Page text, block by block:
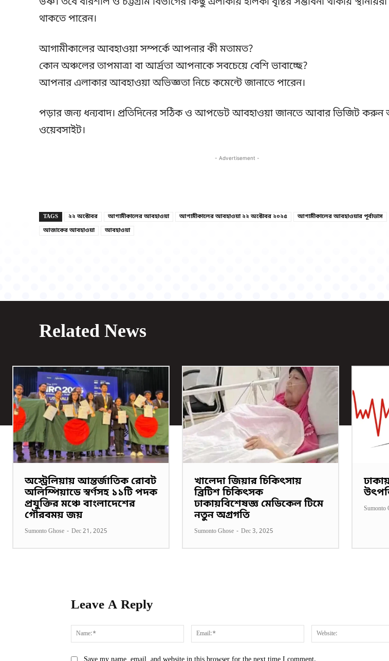
থাকতে পারেন।
আগামীকালের আবহাওয়া সম্পর্কে আপনার কী মতামত?
কোন অঞ্চলের তাপমাত্রা বা আর্দ্রতা আপনাকে সবচেয়ে বেশি ভাবাচ্ছে?
আপনার এলাকার আবহাওয়া অভিজ্ঞতা নিচে কমেন্টে জানাতে পারেন।
পড়ার জন্য ধন্যবাদ। প্রতিদিনের সঠিক ও আপডেট আবহাওয়া জানতে আবার ভিজিট করুন
ওয়েবসাইট।
- Advertisement -
TAGS ২২ অক্টোবর আগামীকালের আবহাওয়া আগামীকালের আবহাওয়া ২২ অক্টোবর ২০২৫
আগামীকালের আবহাওয়ার পূর্বাভাস
আজাকের আবহাওয়া
আবহাওয়া
Related News
অস্ট্রেলিয়ায় আন্তর্জাতিক রোবট
অলিম্পিয়াডে স্বর্ণসহ ১১টি পদক
প্রযুক্তির মঞ্চে বাংলাদেশের
গৌরবময় জয়
Sumonto Ghose - Dec 21, 2025
খালেদা জিয়ার চিকিৎসায়
ব্রিটিশ চিকিৎসক
ঢাকায়বিশেষজ্ঞ মেডিকেল টিমে
নতুন অগ্রগতি
Sumonto Ghose - Dec 3, 2025
Sumonto
Leave A Reply
Name:* Email:*